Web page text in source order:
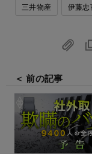
三井物産 伊藤忠
＜ 前の記事